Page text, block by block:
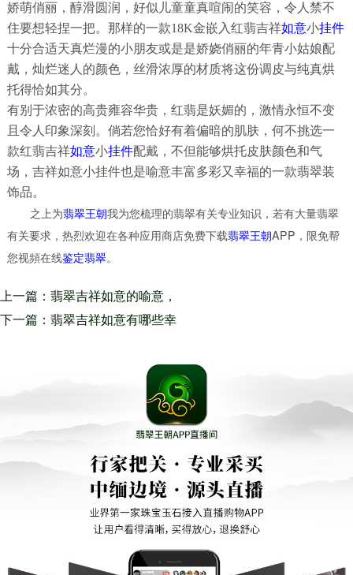
娇萌俏丽，醇滑圆润，好似儿童童真喧闹的笑容，令人禁不
住要想轻捏一把。那样的一款18K金嵌入红翡吉祥如意小挂件
十分合适天真烂漫的小朋友或是是娇娆俏丽的年青小姑娘配
戴，灿烂迷人的颜色，丝滑浓厚的材质将这份调皮与纯真烘
托得恰如其分。
有别于浓密的高贵雍容华贵，红翡是妖媚的，激情永恒不变
且令人印象深刻。倘若您恰好有着偏暗的肌肤，何不挑选一
款红翡吉祥如意小挂件配戴，不但能够烘托皮肤颜色和气
场，吉祥如意小挂件也是喻意丰富多彩又幸福的一款翡翠装
饰品。
之上为翡翠王朝我为您梳理的翡翠有关专业知识，若有大量翡翠
有关要求，热烈欢迎在各种应用商店免费下载翡翠王朝APP，限免帮
您视頻在线鉴定翡翠。
上一篇：翡翠吉祥如意的喻意，
不一样群体配戴翡翠吉祥如意的
下一篇：翡翠吉祥如意有哪些幸